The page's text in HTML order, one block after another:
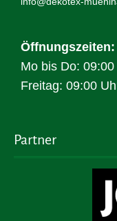
Öffnungszeiten:
Mo bis Do:
Freitag: 09:00
Partner